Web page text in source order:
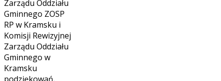
Zarządu Oddziału
Gminnego ZOSP
RP w Kramsku i
Komisji Rewizyjnej
Zarządu Oddziału
Gminnego w
Kramsku